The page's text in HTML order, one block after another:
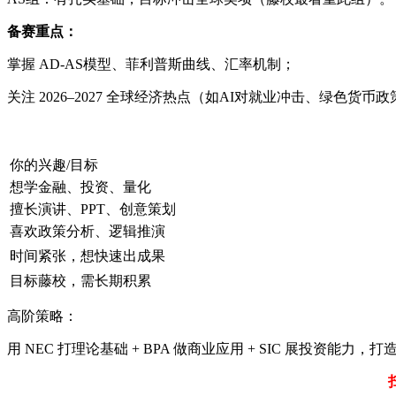
备赛重点：
掌握 AD-AS模型、菲利普斯曲线、汇率机制；
关注 2026–2027 全球经济热点（如AI对就业冲击、绿色货币政
你的兴趣/目标
想学金融、投资、量化
擅长演讲、PPT、创意策划
喜欢政策分析、逻辑推演
时间紧张，想快速出成果
目标藤校，需长期积累
高阶策略：
用 NEC 打理论基础 + BPA 做商业应用 + SIC 展投资能力，打